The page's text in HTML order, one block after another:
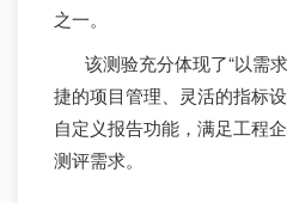
之一。
该测验充分体现了“以需
捷的项目管理、灵活的指标
自定义报告功能，满足工程
测评需求。